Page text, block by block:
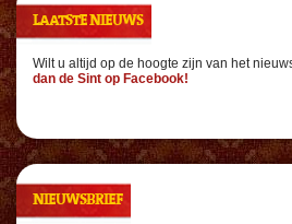
LAATSTE NIEUWS
Wilt u altijd op de hoogte zijn van het
dan de Sint op Facebook!
NIEUWSBRIEF